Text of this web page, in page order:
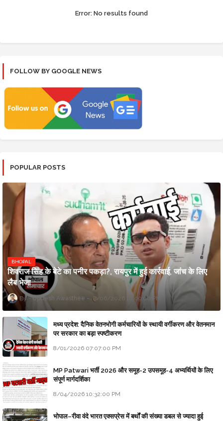
Error: No results found
FOLLOW BY GOOGLE NEWS
POPULAR POSTS
BHOPAL
शिवराज सिंह के बेटे का पनीर पकड़ा?, रायपुर में हुई कार्रवाई, जांच के लिए
लैब भेजा
Updesh Awasthee 8/06/2026 10:09:00 PM
मध्य प्रदेश: दैनिक वेतनभोगी कर्मचारियों के स्थायी वर्गीकरण और वेतनमान
पर सरकार का बड़ा स्पष्टीकरण
8/01/2026 07:07:00 PM
MP Patwari भर्ती 2026 और समूह-2 उपसमूह-4 अभ्यर्थियों के लिए
संपूर्ण मार्गदर्शिका
8/04/2026 10:32:00 PM
भोपाल–रीवा वंदे भारत एक्सप्रेस में बर्थों की संख्या डबल से ज्यादा हुई